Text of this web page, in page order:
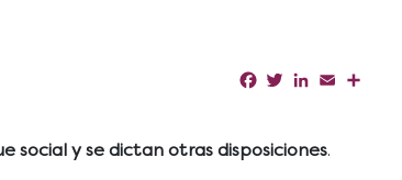
Facebook
TwitterLinkedIn
Email
social y se dictan otras disposiciones.